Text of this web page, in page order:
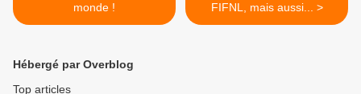
monde !
FIFNL, mais aussi... >
Hébergé par Overblog
Top articles